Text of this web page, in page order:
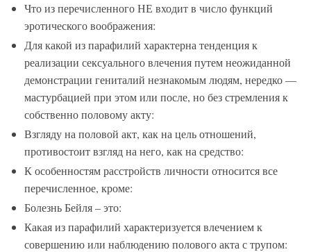
Что из перечисленного НЕ входит в число функций
эротического воображения:
Для какой из парафилий характерна тенденция к
реализации сексуального влечения путем неожиданной
демонстрации гениталий незнакомым людям, нередко —
мастурбацией при этом или после, но без стремления к
собственно половому акту:
Взгляду на половой акт, как на цель отношений,
противостоит взгляд на него, как на средство:
К особенностям расстройств личности относится все
перечисленное, кроме:
Болезнь Бейля – это:
Какая из парафилий характеризуется влечением к
совершению или наблюдению полового акта с трупом: